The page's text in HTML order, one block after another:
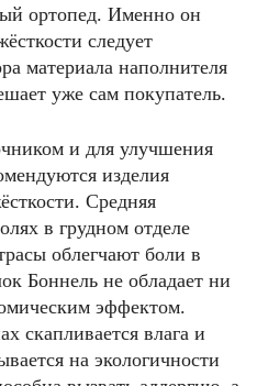
ортопед. Именно он
следует
материала наполнителя
уже сам покупатель.
и для улучшения
изделия
Средняя
в грудном отделе
облегчают боли в
Боннель не обладает ни
эффектом.
скапливается влага и
на экологичности